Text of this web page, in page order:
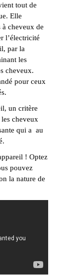
tout de
Elle
cheveux de
l’électricité
par la
les
cheveux.
pour ceux
un critère
cheveux
qui a au
! Optez
pouvez
la nature de